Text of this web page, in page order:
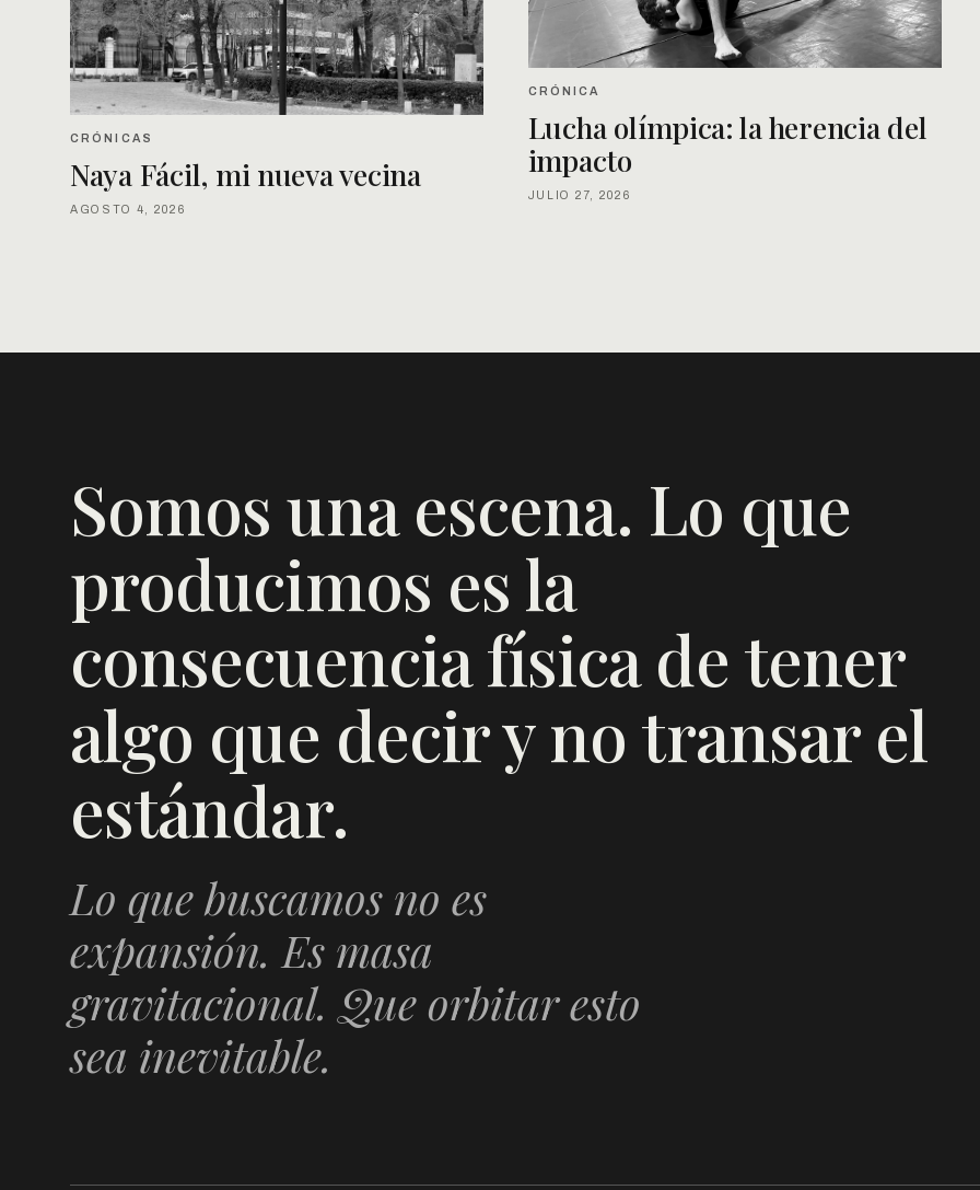
CRÓNICAS
Naya Fácil, mi nueva vecina
AGOSTO 4, 2026
CRÓNICA
Lucha olímpica: la herencia del
impacto
JULIO 27, 2026
Somos una escena. Lo que
producimos es la
consecuencia física de tener
algo que decir y no transar el
estándar.
Lo que buscamos no es
expansión. Es masa
gravitacional. Que orbitar esto
sea inevitable.